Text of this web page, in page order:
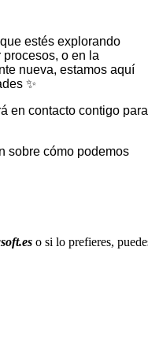
estés explorando
o en la
nueva, estamos aquí
✨
en contacto contigo para
sobre cómo podemos
o si lo prefieres,